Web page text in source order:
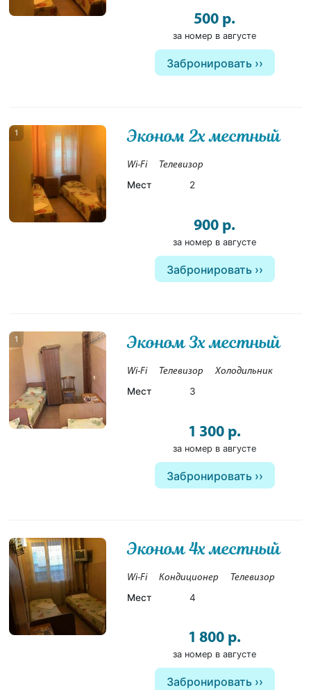
500 р.
за номер в августе
Забронировать
1 Эконом 2х местный
Wi-Fi Телевизор
Мест 2
900 р.
за номер в августе
Забронировать
1 Эконом 3х местный
Wi-Fi Телевизор Холодильник
Мест 3
1 300 р.
за номер в августе
Забронировать
1 Эконом 4х местный
Wi-Fi Кондиционер Телевизор
Мест 4
1 800 р.
за номер в августе
Забронировать